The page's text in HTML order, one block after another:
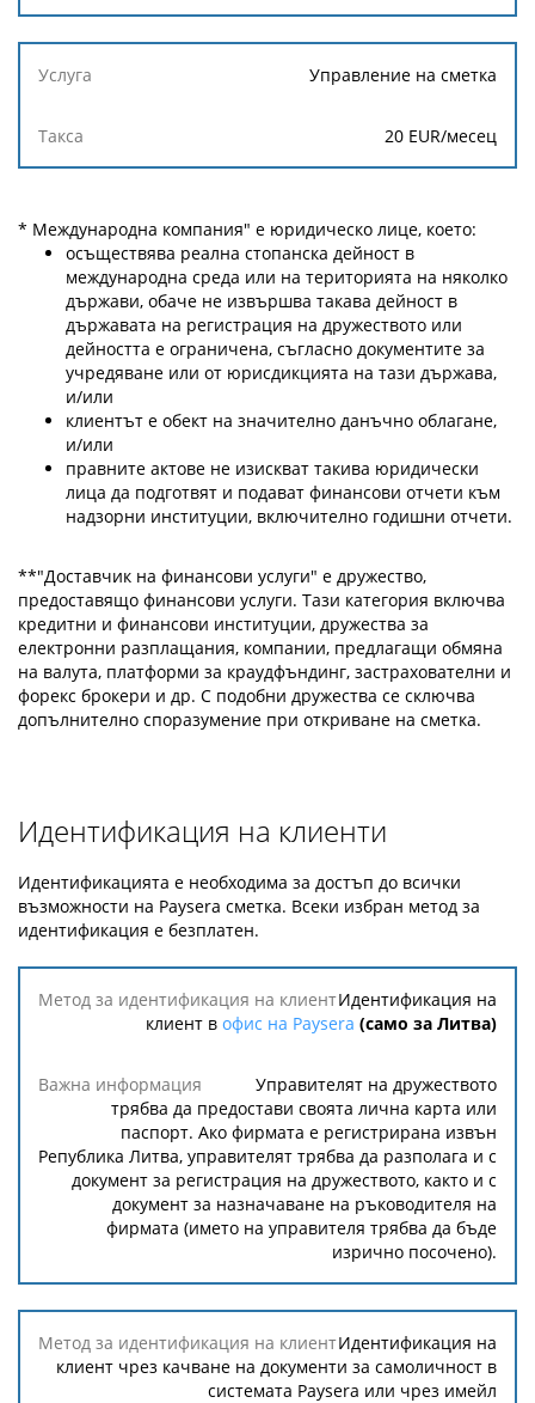
Управление на сметка
20 EUR/месец
* Международна компания" е юридическо лице, което:
осъществява реална стопанска дейност в
международна среда или на територията на няколко
държави, обаче не извършва такава дейност в
държавата на регистрация на дружеството или
дейността е ограничена, съгласно документите за
учредяване или от юрисдикцията на тази държава,
и/или
клиентът е обект на значително данъчно облагане,
и/или
правните актове не изискват такива юридически
лица да подготвят и подават финансови отчети към
надзорни институции, включително годишни отчети.
**"Доставчик на финансови услуги" е дружество,
предоставящо финансови услуги. Тази категория включва
кредитни и финансови институции, дружества за
електронни разплащания, компании, предлагащи обмяна
на валута, платформи за краудфъндинг, застрахователни и
форекс брокери и др. С подобни дружества се сключва
допълнително споразумение при откриване на сметка.
Идентификация на клиенти
Идентификацията е необходима за достъп до всички
възможности на Paysera сметка. Всеки избран метод за
идентификация е безплатен.
Метод за
идентификация
Важна
информация
Идентификация на
клиент в офис на Paysera (само за Литва)
Управителят на дружеството
трябва да предостави своята лична карта или
паспорт. Ако фирмата е регистрирана извън
Република Литва, управителят трябва да разполага и с
документ за регистрация на дружеството, както и с
документ за назначаване на ръководителя на
фирмата (името на управителя трябва да бъде
изрично посочено).
Идентификация на
клиент чрез качване на документи за самоличност в
системата Paysera или чрез имейл